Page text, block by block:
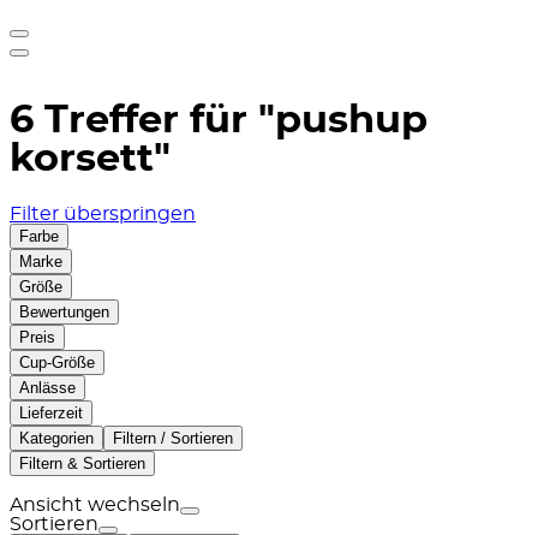
6 Treffer für "pushup
korsett"
Filter überspringen
Farbe
Marke
Größe
Bewertungen
Preis
Cup-Größe
Anlässe
Lieferzeit
Kategorien
Filtern / Sortieren
Filtern & Sortieren
Ansicht wechseln
Sortieren